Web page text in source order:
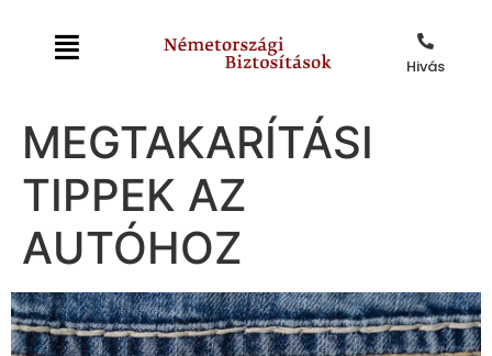
Hivás
MEGTAKARÍTÁSI
TIPPEK AZ
AUTÓHOZ